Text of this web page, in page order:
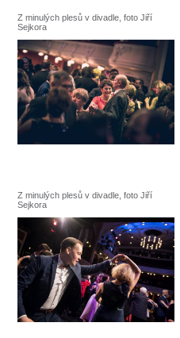
Z minulých plesů v divadle, foto Jiří
Sejkora
Z minulých plesů v divadle, foto Jiří
Sejkora